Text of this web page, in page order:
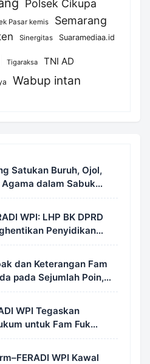
Polsek Cikupa
Pasar kemis Semarang
Sinergitas Suaramediaa.id
Tigaraksa
TNI AD
Wabup intan
Satukan Buruh, Ojol,
dalam Sabuk
WPI: LHP BK DPRD
Penyidikan
Alias Pak Uun
dan Keterangan Fam
pada Sejumlah Poin,
Proses Pembuktian
WPI Tegaskan
untuk Fam Fuk
Hormati Proses
WPI Kawal